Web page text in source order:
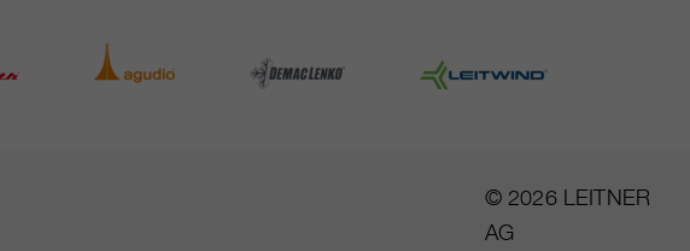
© 2026 LEITNER
AG